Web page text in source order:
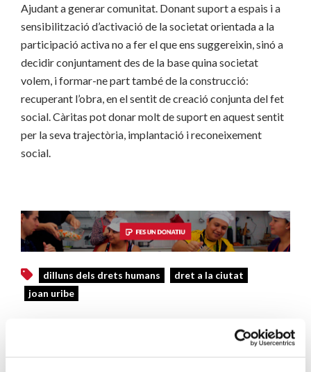
Ajudant a generar comunitat. Donant suport a espais i a
sensibilització d’activació de la societat orientada a la
participació activa no a fer el que ens suggereixin, sinó a
decidir conjuntament des de la base quina societat
volem, i formar-ne part també de la construcció:
recuperant l’obra, en el sentit de creació conjunta del fet
social. Càritas pot donar molt de suport en aquest sentit
per la seva trajectòria, implantació i reconeixement
social.
dilluns dels drets humans
dret a la ciutat
joan uribe